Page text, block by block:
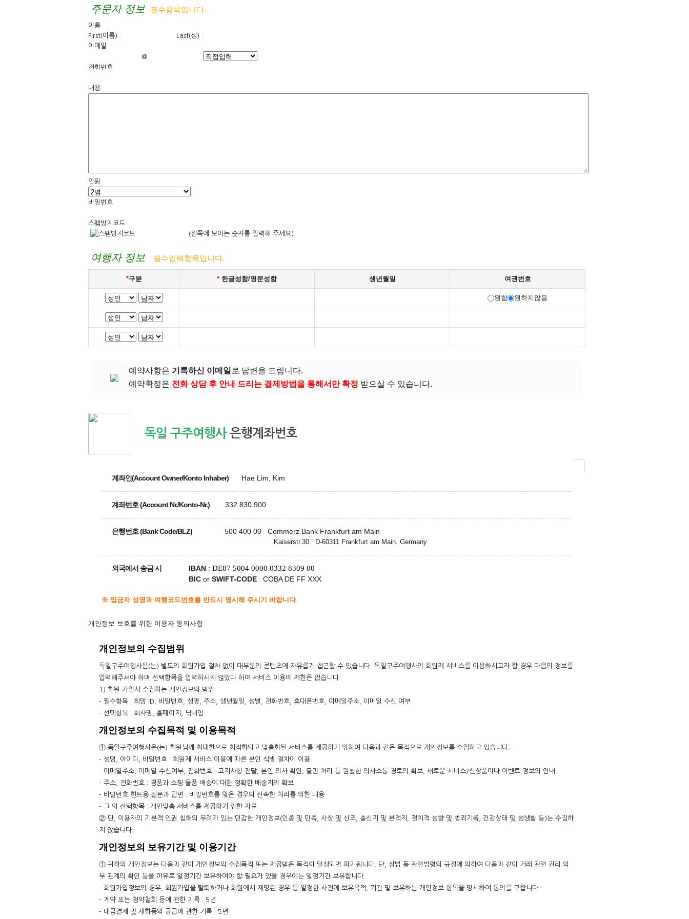
주문자 정보 필수항목입니다.
이름
First(이름) : Last(성) :
이메일
@
전화번호
내용
인원
비밀번호
스팸방지코드
(왼쪽에 보이는 숫자를 입력해 주세요)
여행자 정보 필수입력항목입니다.
*구분 * 한글성함/영문성함 생년월일 여권번호
원함 원하지않음
예약사항은 기록하신 이메일로 답변을 드립니다.
예약확정은 전화 상담 후 안내 드리는 결제방법을 통해서만 확정 받으실 수 있습니다.
독일 구주여행사은행계좌번호
계좌인(Account Owner/Konto Inhaber) Hae Lim, Kim
계좌번호 (Account Nr./Konto-Nr.) 332 830 900
은행번호 (Bank Code/BLZ) 500 400 00 Commerz Bank Frankfurt am Main
Kaiserstr.30. D-60311 Frankfurt am Main. Germany
외국에서 송금 시 IBAN : DE87 5004 0000 0332 8309 00
BIC or SWIFT-CODE : COBA DE FF XXX
※ 입금자 성명과 여행코드번호를 반드시 명시해 주시기 바랍니다.
개인정보 보호를 위한 이용자 동의사항
개인정보의 수집범위
독일구주여행사은(는) 별도의 회원가입 절차 없이 대부분의 콘텐츠에 자유롭게 접근할 수 있습니다. 독일구주여행사의 회원제 서비스를 이용하시고자 할 경우 다음의 정보를
입력해주셔야 하며 선택항목을 입력하시지 않았다 하여 서비스 이용에 제한은 없습니다.
1) 회원 가입시 수집하는 개인정보의 범위
- 필수항목 : 희망 ID, 비밀번호, 성명, 주소, 생년월일, 성별, 전화번호, 휴대폰번호, 이메일주소, 이메일 수신 여부
- 선택항목 : 회사명, 홈페이지, 닉네임
개인정보의 수집목적 및 이용목적
① 독일구주여행사은(는) 회원님께 최대한으로 최적화되고 맞춤화된 서비스를 제공하기 위하여 다음과 같은 목적으로 개인정보를 수집하고 있습니다.
- 성명, 아이디, 비밀번호 : 회원제 서비스 이용에 따른 본인 식별 절차에 이용
- 이메일주소, 이메일 수신여부, 전화번호 : 고지사항 전달, 본인 의사 확인, 불만 처리 등 원활한 의사소통 경로의 확보, 새로운 서비스/신상품이나 이벤트 정보의 안내
- 주소, 전화번호 : 경품과 쇼핑 물품 배송에 대한 정확한 배송지의 확보
- 비밀번호 힌트용 질문과 답변 : 비밀번호를 잊은 경우의 신속한 처리를 위한 내용
- 그 외 선택항목 : 개인맞춤 서비스를 제공하기 위한 자료
② 단, 이용자의 기본적 인권 침해의 우려가 있는 민감한 개인정보(인종 및 민족, 사상 및 신조, 출신지 및 본적지, 정치적 성향 및 범죄기록, 건강상태 및 성생활 등)는 수집하
지 않습니다.
개인정보의 보유기간 및 이용기간
① 귀하의 개인정보는 다음과 같이 개인정보의 수집목적 또는 제공받은 목적이 달성되면 파기됩니다. 단, 상법 등 관련법령의 규정에 의하여 다음과 같이 거래 관련 권리 의
무 관계의 확인 등을 이유로 일정기간 보유하여야 할 필요가 있을 경우에는 일정기간 보유합니다.
- 회원가입정보의 경우, 회원가입을 탈퇴하거나 회원에서 제명된 경우 등 일정한 사전에 보유목적, 기간 및 보유하는 개인정보 항목을 명시하여 동의를 구합니다.
- 계약 또는 청약철회 등에 관한 기록 : 5년
- 대금결제 및 재화등의 공급에 관한 기록 : 5년